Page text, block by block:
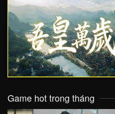
VIEW
Game hot trong tháng